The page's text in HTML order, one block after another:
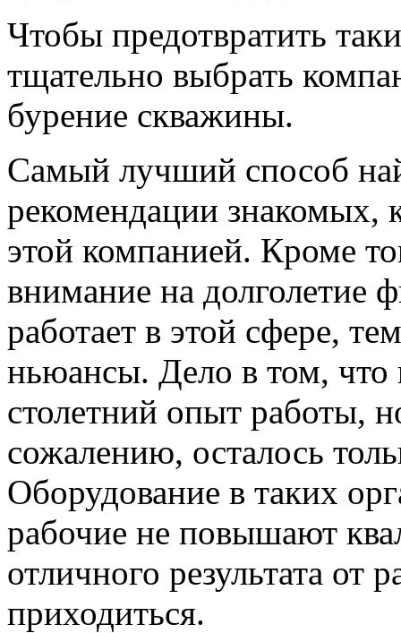
Чтобы предотвратить
тщательно выбрать
бурение скважины.
Самый лучший способ
рекомендации знакомых,
этой компанией. Кроме
внимание на
работает в этой сфере,
ньюансы. Дело в том,
столетний опыт работы,
сожалению, осталось
Оборудование в таких
рабочие не повышают
отличного результата от
приходиться.